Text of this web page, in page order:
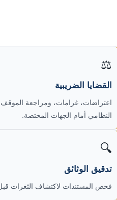
⚖️
القضايا الضريبية
اعتراضات، غرامات، ومراجعة الموقف
النظامي أمام الجهات المختصة.
🔍
تدقيق الوثائق
فحص المستندات لاكتشاف الثغرات